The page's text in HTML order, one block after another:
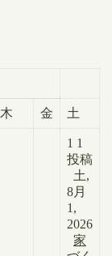
木 金 土
1 1
投稿
土,
8月
1,
2026
家